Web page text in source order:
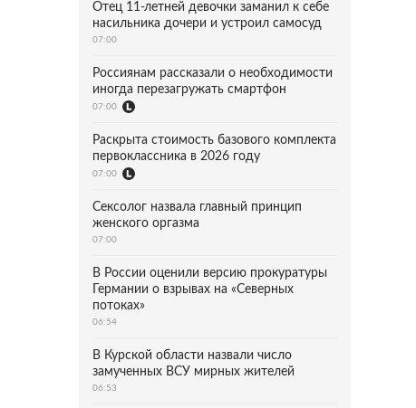
Отец 11-летней девочки заманил к себе
насильника дочери и устроил самосуд
07:00
Россиянам рассказали о необходимости
иногда перезагружать смартфон
07:00
Раскрыта стоимость базового комплекта
первоклассника в 2026 году
07:00
Сексолог назвала главный принцип
женского оргазма
07:00
В России оценили версию прокуратуры
Германии о взрывах на «Северных
потоках»
06:54
В Курской области назвали число
замученных ВСУ мирных жителей
06:53